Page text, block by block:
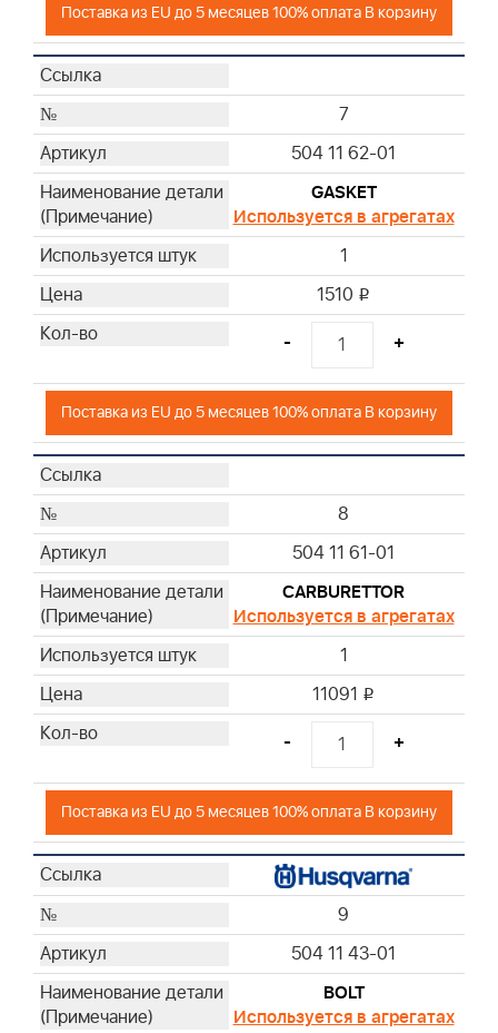
Поставка из EU до 5 месяцев 100% оплата В корзину
7
504 11 62-01
GASKET
Используется в агрегатах
1
1510 i
- +
Поставка из EU до 5 месяцев 100% оплата В корзину
8
504 11 61-01
CARBURETTOR
Используется в агрегатах
1
11091 i
- +
Поставка из EU до 5 месяцев 100% оплата В корзину
9
504 11 43-01
BOLT
Используется в агрегатах